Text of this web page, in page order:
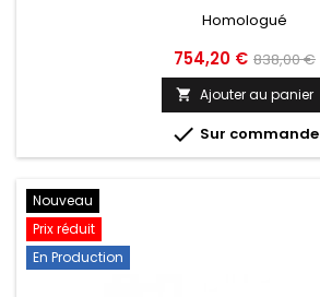
Homologué
Prix
754,20 € Prix
de
base
838,00 €
 Ajouter au panier
 Sur commande
Nouveau
Prix réduit
En Production